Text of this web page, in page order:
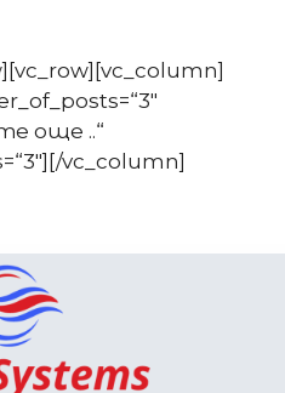
още ..“
vc_column]